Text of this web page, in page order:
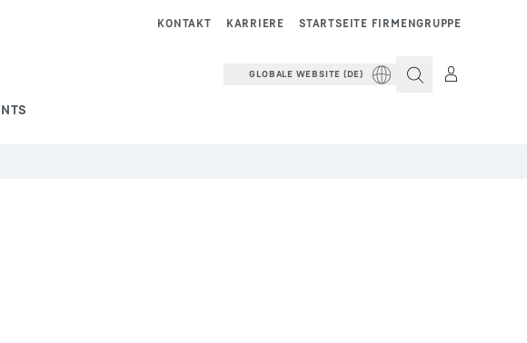
STARTSEITE FIRMENGRUPPE
KARRIERE
KONTAKT
GLOBALE WEBSITE (DE)